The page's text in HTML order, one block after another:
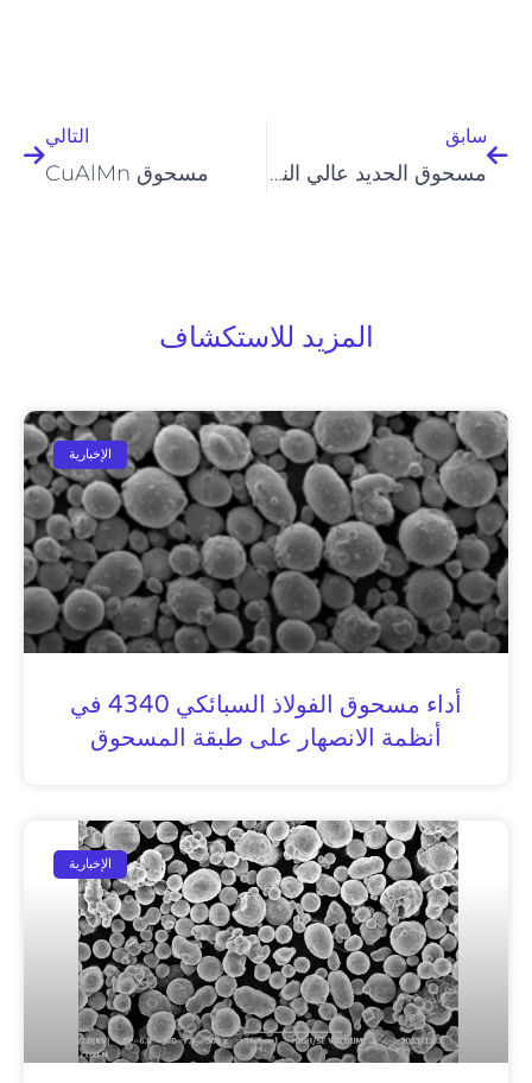
سابق
مسحوق الحديد عالي النقاء
التالي
مسحوق CuAlMn
المزيد للاستكشاف
الإخبارية
أداء مسحوق الفولاذ السبائكي 4340 في
أنظمة الانصهار على طبقة المسحوق
الإخبارية